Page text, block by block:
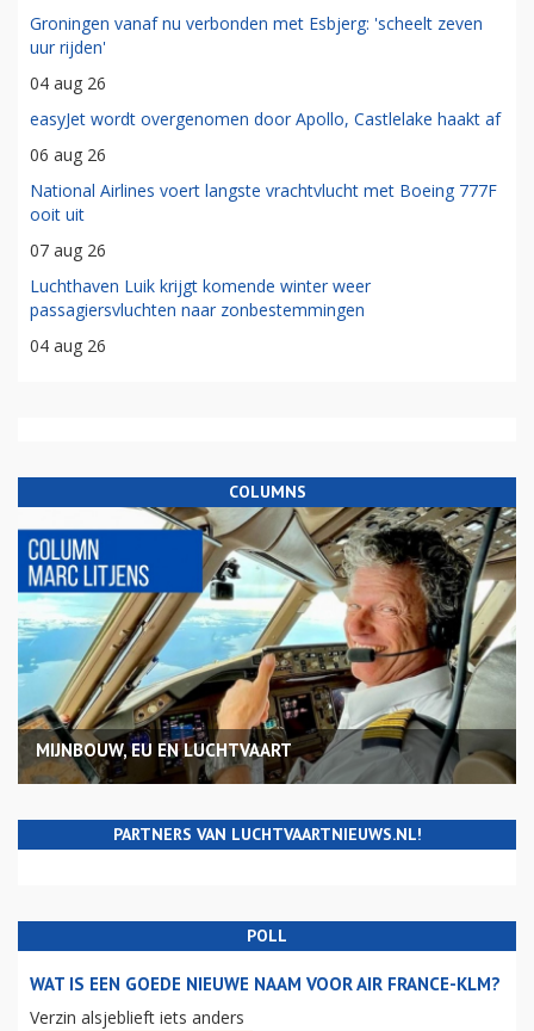
Groningen vanaf nu verbonden met Esbjerg: 'scheelt zeven
uur rijden'
04 aug 26
easyJet wordt overgenomen door Apollo, Castlelake haakt af
06 aug 26
National Airlines voert langste vrachtvlucht met Boeing 777F
ooit uit
07 aug 26
Luchthaven Luik krijgt komende winter weer
passagiersvluchten naar zonbestemmingen
04 aug 26
COLUMNS
MIJNBOUW, EU EN LUCHTVAART
PARTNERS VAN LUCHTVAARTNIEUWS.NL!
POLL
WAT IS EEN GOEDE NIEUWE NAAM VOOR AIR FRANCE-KLM?
Verzin alsjeblieft iets anders